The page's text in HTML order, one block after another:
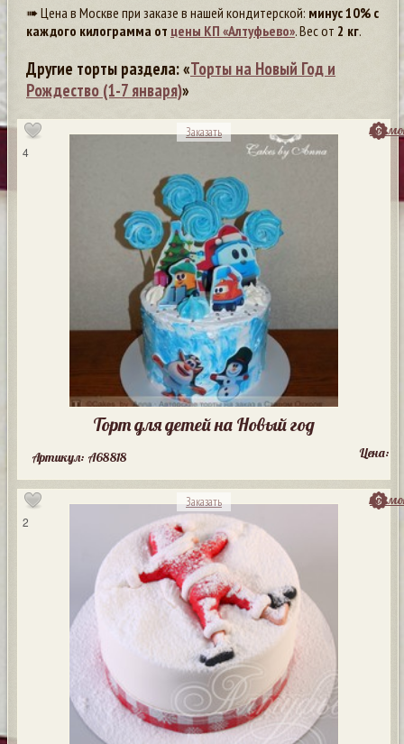
➠ Цена в Москве при заказе в нашей кондитерской: минус 10% с
каждого килограмма от цены КП «Алтуфьево». Вес от 2 кг.
Другие торты раздела: «Торты на Новый Год и
Рождество (1-7 января)»
4
Заказать
Торт для детей на Новый год
Артикул: A68818 Цена:
2
Заказать